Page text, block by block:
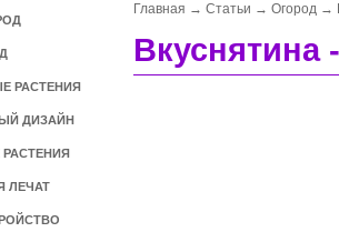
РАСТЕНИЯ
ДИЗАЙН
ЛЕЧАТ
Главная → Статьи → Огород →
Вкуснятина